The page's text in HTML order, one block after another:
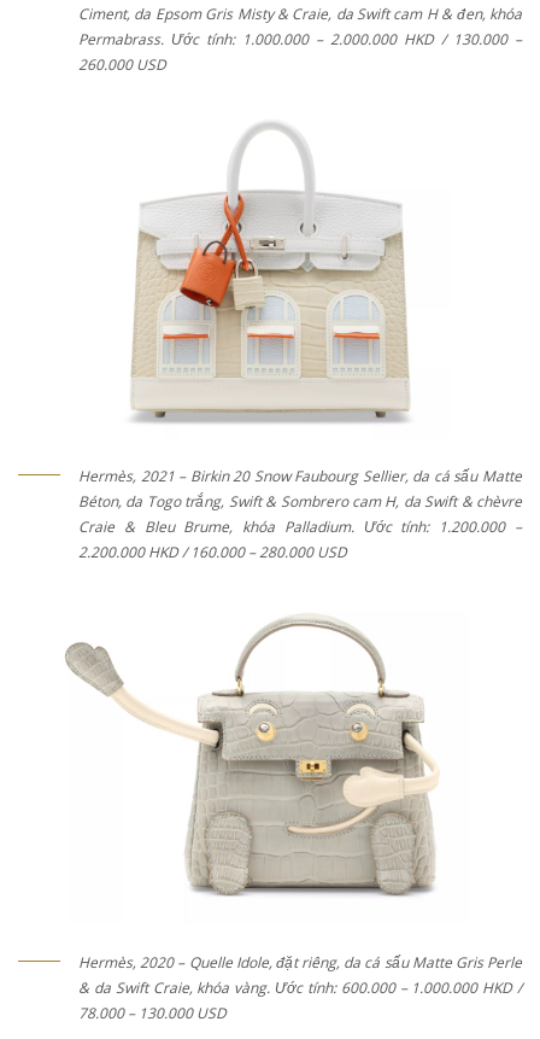
Ciment, da Epsom Gris Misty & Craie, da Swift cam H & đen, khóa
Permabrass. Ước tính: 1.000.000 – 2.000.000 HKD / 130.000 –
260.000 USD
Hermès, 2021 – Birkin 20 Snow Faubourg Sellier, da cá sấu Matte
Béton, da Togo trắng, Swift & Sombrero cam H, da Swift & chèvre
Craie & Bleu Brume, khóa Palladium. Ước tính: 1.200.000 –
2.200.000 HKD / 160.000 – 280.000 USD
Hermès, 2020 – Quelle Idole, đặt riêng, da cá sấu Matte Gris Perle
& da Swift Craie, khóa vàng. Ước tính: 600.000 – 1.000.000 HKD /
78.000 – 130.000 USD